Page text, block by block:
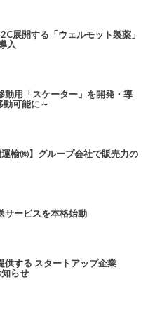
展開する「ウェルモット製薬」
入
動用「スケーター」を開発・導
可能に～
輸㈱】グループ会社で販売力の
サービスを本格始動
供する スタートアップ企業
らせ